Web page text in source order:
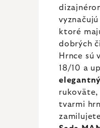
ktoré
dobrých
Hrnce sú
18/10 a
rukoväte,
tvarmi